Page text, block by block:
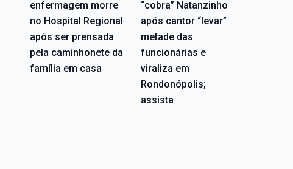
enfermagem morre
no Hospital Regional
após ser prensada
pela caminhonete da
família em casa
“cobra” Natanzinho
após cantor “levar”
metade das
funcionárias e
viraliza em
Rondonópolis;
assista